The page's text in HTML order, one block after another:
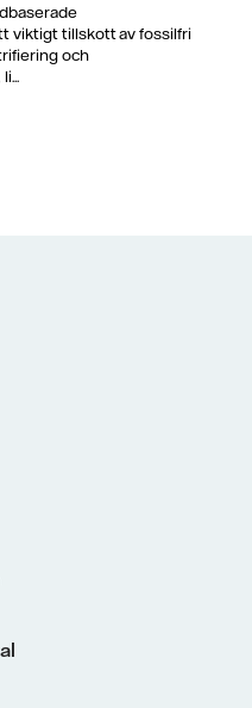
viktigt tillskott av fossilfri
och